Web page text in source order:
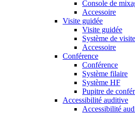
Console de
Accessoire
Visite guidée
Visite guidée
Système de
Accessoire
Conférence
Conférence
Système filaire
Système HF
Pupitre de
Accessibilité auditive
Accessibilité